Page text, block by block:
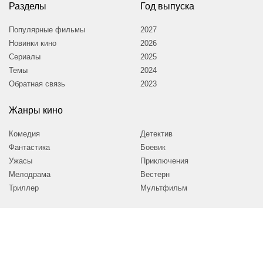
Разделы
Популярные фильмы
Новинки кино
Сериалы
Темы
Обратная связь
Год выпуска
2027
2026
2025
2024
2023
Жанры кино
Комедия
Фантастика
Ужасы
Мелодрама
Триллер
Детектив
Боевик
Приключения
Вестерн
Мультфильм